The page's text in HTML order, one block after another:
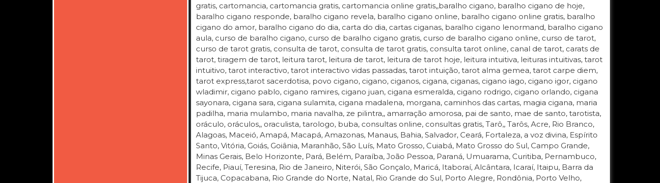
gratis, cartomancia, cartomancia gratis, cartomancia online gratis,,baralho cigano, baralho cigano de hoje,
baralho cigano responde, baralho cigano revela, baralho cigano online, baralho cigano online gratis, baralho
cigano do amor, baralho cigano do dia, carta do dia, cartas ciganas, baralho cigano lenormand, baralho cigano
aula, curso de baralho cigano, curso de baralho cigano gratis, curso de baralho cigano online, curso de tarot,
curso de tarot gratis, consulta de tarot, consulta de tarot gratis, consulta tarot online, canal de tarot, carats de
tarot, tiragem de tarot, leitura tarot, leitura de tarot, leitura de tarot hoje, leitura intuitiva, leituras intuitivas, tarot
intuitivo, tarot interactivo, tarot interactivo vidas passadas, tarot intuição, tarot alma gemea, tarot carpe diem,
tarot express,tarot sacerdotisa, povo cigano, cigano, ciganos, cigana, ciganas, cigano iago, cigano igor, cigano
wladimir, cigano pablo, cigano ramires, cigano juan, cigana esmeralda, cigano rodrigo, cigano orlando, cigana
sayonara, cigana sara, cigana sulamita, cigana madalena, morgana, caminhos das cartas, magia cigana, maria
padilha, maria mulambo, maria navalha, ze pilintra,, amarração amorosa, pai de santo, mae de santo, tarotista,
oráculo, oráculos,, oraculista, tarologo, buba, consultas online, consultas gratis, Tarô,, Tarôs, Acre, Rio Branco,
Alagoas, Maceió, Amapá, Macapá, Amazonas, Manaus, Bahia, Salvador, Ceará, Fortaleza, a voz divina, Espírito
Santo, Vitória, Goiás, Goiânia, Maranhão, São Luís, Mato Grosso, Cuiabá, Mato Grosso do Sul, Campo Grande,
Minas Gerais, Belo Horizonte, Pará, Belém, Paraíba, João Pessoa, Paraná, Umuarama, Curitiba, Pernambuco,
Recife, Piauí, Teresina, Rio de Janeiro, Niterói, São Gonçalo, Maricá, Itaboraí, Alcântara, Icaraí, Itaipu, Barra da
Tijuca, Copacabana, Rio Grande do Norte, Natal, Rio Grande do Sul, Porto Alegre, Rondônia, Porto Velho,